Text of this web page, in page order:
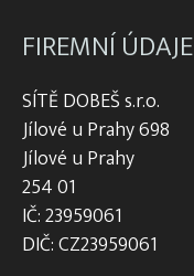
FIREMNÍ ÚDAJE
SÍTĚ DOBEŠ s.r.o.
Jílové u Prahy 698
Jílové u Prahy
254 01
IČ: 23959061
DIČ: CZ23959061